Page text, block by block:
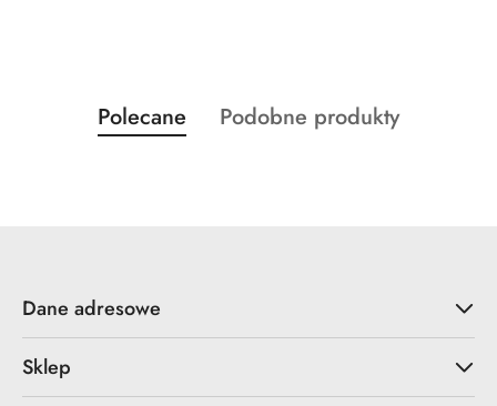
Pomiń karuzelę produktów
Produkty
o
Polecane
Produkty
Podobne produkty
Dane adresowe
Sklep